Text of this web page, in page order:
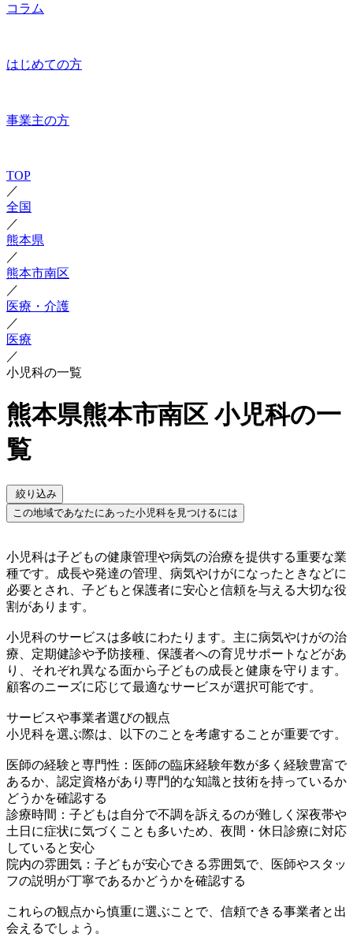
コラム
はじめての方
事業主の方
TOP
／
全国
／
熊本県
／
熊本市南区
／
医療・介護
／
医療
／
小児科の一覧
熊本県熊本市南区 小児科の一
覧
絞り込み
この地域であなたにあった小児科を見つけるには
小児科は子どもの健康管理や病気の治療を提供する重要な業
種です。成長や発達の管理、病気やけがになったときなどに
必要とされ、子どもと保護者に安心と信頼を与える大切な役
割があります。
小児科のサービスは多岐にわたります。主に病気やけがの治
療、定期健診や予防接種、保護者への育児サポートなどがあ
り、それぞれ異なる面から子どもの成長と健康を守ります。
顧客のニーズに応じて最適なサービスが選択可能です。
サービスや事業者選びの観点
小児科を選ぶ際は、以下のことを考慮することが重要です。
医師の経験と専門性：医師の臨床経験年数が多く経験豊富で
あるか、認定資格があり専門的な知識と技術を持っているか
どうかを確認する
診療時間：子どもは自分で不調を訴えるのが難しく深夜帯や
土日に症状に気づくことも多いため、夜間・休日診療に対応
していると安心
院内の雰囲気：子どもが安心できる雰囲気で、医師やスタッ
フの説明が丁寧であるかどうかを確認する
これらの観点から慎重に選ぶことで、信頼できる事業者と出
会えるでしょう。